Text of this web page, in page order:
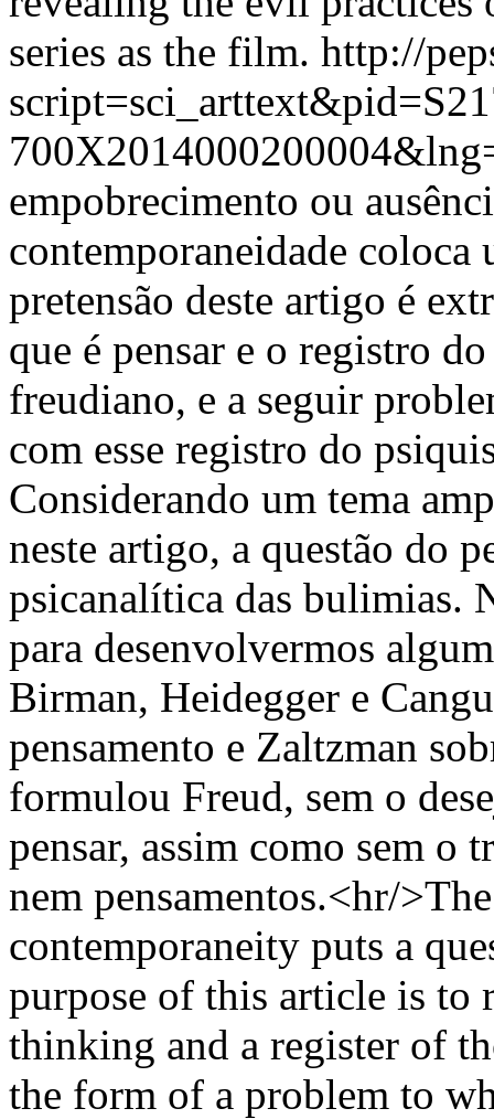
series as the film. http://
empobrecimento ou
contemporaneidade coloca
pretensão deste artigo é
que é pensar e o registro
freudiano, e a seguir
com esse registro do
Considerando um tema
neste artigo, a questão do
psicanalítica das bulimias.
para desenvolvermos
Birman, Heidegger e
pensamento e Zaltzman
formulou Freud, sem o
pensar, assim como sem o
nem pensamentos.<hr/
contemporaneity puts a
purpose of this article is to
thinking and a register of
the form of a problem to